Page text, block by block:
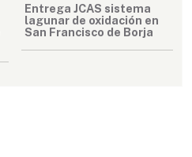
Entrega JCAS sistema
lagunar de oxidación en
San Francisco de Borja